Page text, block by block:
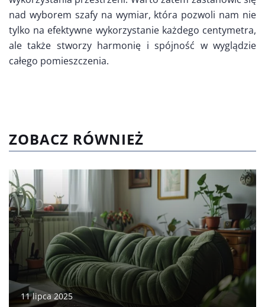
nad wyborem szafy na wymiar, która pozwoli nam nie
tylko na efektywne wykorzystanie każdego centymetra,
ale także stworzy harmonię i spójność w wyglądzie
całego pomieszczenia.
ZOBACZ RÓWNIEŻ
11 lipca 2025